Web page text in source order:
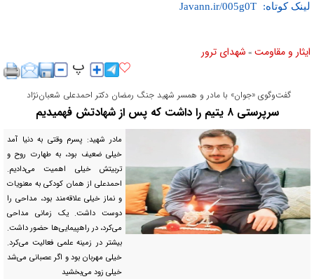
لینک کوتاه:
ایثار و مقاومت » شهدای ترور
گفت‌و‌گوی «جوان» با مادر و همسر شهید جنگ رمضان دکتر احمدعلی شعبان‌نژاد
سرپرستی ۸ یتیم را داشت که پس از شهادتش فهمیدیم
مادر شهید: پسرم وقتی به دنیا آمد
خیلی ضعیف بود، به طهارت روح و
تربیتش خیلی اهمیت می‌دادیم.
احمد‌علی از همان کودکی به معنویات
و نماز خیلی علاقه‌مند بود، مداحی را
دوست داشت. یک زمانی مداحی
می‌کرد، در راهپیمایی‌ها حضور داشت.
بیشتر در زمینه علمی فعالیت می‌کرد.
خیلی مهربان بود و اگر عصبانی می‌شد
خیلی زود می‌بخشید